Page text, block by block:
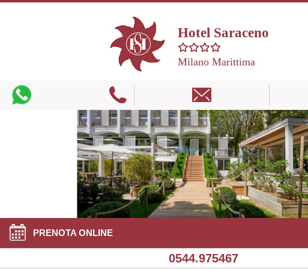
Hotel Saraceno
Milano Marittima
PRENOTA ONLINE
0544.975467